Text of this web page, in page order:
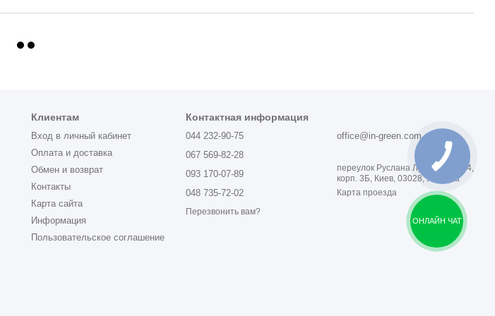
Клиентам
Вход в личный кабинет
Оплата и доставка
Обмен и возврат
Контакты
Карта сайта
Информация
Пользовательское соглашение
Контактная информация
044 232-90-75
067 569-82-28
093 170-07-89
048 735-72-02
Перезвонить вам?
office@in-green.com.ua
переулок Руслана Лужевского, 14,
корп. 3Б, Киев, 03028, Украина
Карта проезда
ОНЛАЙН ЧАТ